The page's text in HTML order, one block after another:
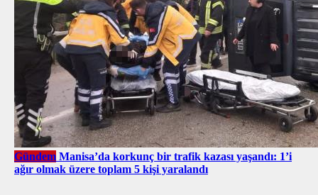
Gündem Manisa’da korkunç bir trafik kazası yaşandı: 1’i
ağır olmak üzere toplam 5 kişi yaralandı